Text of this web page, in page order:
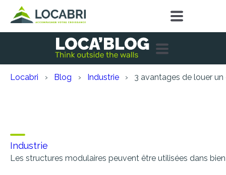
Locabri Blog Industrie 3 avantages de louer
Industrie
Les structures modulaires peuvent être utilisées dans